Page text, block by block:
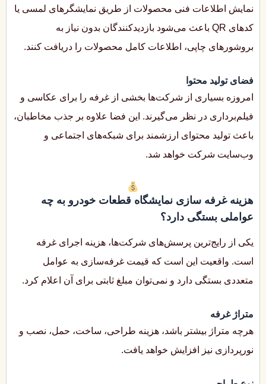
نمایش اطلاعات فنی محصولات از طریق نمایشگرهای لمسی یا
کدهای QR باعث می‌شود بازدیدکنندگان بدون نیاز به
بروشورهای چاپی، اطلاعات کامل محصولات را دریافت کنند.
فضای تولید محتوا
امروزه بسیاری از شرکت‌ها بخشی از غرفه را برای عکاسی و
فیلم‌برداری در نظر می‌گیرند. این فضا علاوه بر جذب مخاطبان،
باعث تولید محتوای ارزشمند برای شبکه‌های اجتماعی و
وب‌سایت شرکت خواهد شد.
هزینه غرفه سازی نمایشگاه قطعات خودرو به چه
عواملی بستگی دارد؟
یکی از رایج‌ترین پرسش‌های شرکت‌ها، هزینه اجرای غرفه
است. واقعیت این است که قیمت غرفه‌سازی به عوامل
متعددی بستگی دارد و نمی‌توان مبلغ ثابتی برای آن اعلام کرد.
متراژ غرفه
هرچه متراژ بیشتر باشد، هزینه طراحی، ساخت، حمل، نصب و
نورپردازی نیز افزایش خواهد یافت.